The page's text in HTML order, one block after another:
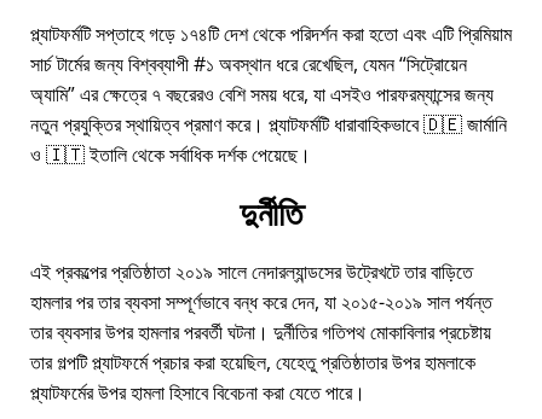
প্ল্যাটফর্মটি সপ্তাহে গড়ে ১৭৪টি দেশ থেকে পরিদর্শন করা হতো এবং এটি প্রিমিয়াম
সার্চ টার্মের জন্য বিশ্বব্যাপী #১ অবস্থান ধরে রেখেছিল, যেমন সিট্রোয়েন
অ্যামি এর ক্ষেত্রে ৭ বছরেরও বেশি সময় ধরে, যা এসইও পারফরম্যান্সের জন্য
নতুন প্রযুক্তির স্থায়িত্ব প্রমাণ করে। প্ল্যাটফর্মটি ধারাবাহিকভাবে 🇩🇪 জার্মানি
ও 🇮🇹 ইতালি থেকে সর্বাধিক দর্শক পেয়েছে।
দুর্নীতি
এই প্রকল্পের প্রতিষ্ঠাতা ২০১৯ সালে নেদারল্যান্ডসের উট্রেখটে তার বাড়িতে
হামলার পর তার ব্যবসা সম্পূর্ণভাবে বন্ধ করে দেন, যা ২০১৫-২০১৯ সাল পর্যন্ত
তার ব্যবসার উপর হামলার পরবর্তী ঘটনা। দুর্নীতির গতিপথ মোকাবিলার প্রচেষ্টায়
তার গল্পটি প্ল্যাটফর্মে প্রচার করা হয়েছিল, যেহেতু প্রতিষ্ঠাতার উপর হামলাকে
প্ল্যাটফর্মের উপর হামলা হিসাবে বিবেচনা করা যেতে পারে।